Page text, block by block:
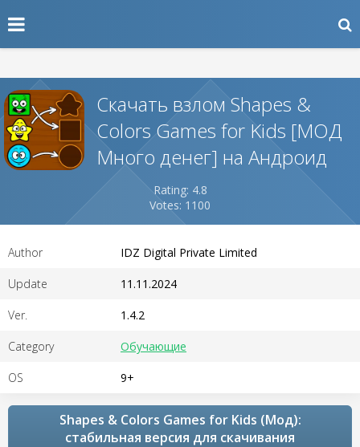
Скачать взлом Shapes &
Colors Games for Kids [МОД
Много денег] на Андроид
Rating: 4.8
Votes: 1100
Author IDZ Digital Private Limited
Update 11.11.2024
Ver. 1.4.2
Category Обучающие
OS 9+
Shapes & Colors Games for Kids (Мод):
стабильная версия для скачивания